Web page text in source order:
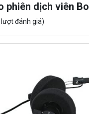
phiên dịch viên
đánh giá)